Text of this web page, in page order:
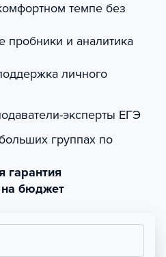
темпе без
и аналитика
личного
эксперты ЕГЭ
группах по
гарантия
на бюджет